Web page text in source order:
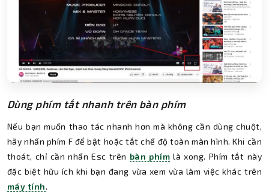
Dùng phím tắt nhanh trên bàn phím
Nếu bạn muốn thao tác nhanh hơn mà không cần dùng chuột,
hãy nhấn phím F để bật hoặc tắt chế độ toàn màn hình. Khi cần
thoát, chỉ cần nhấn Esc trên bàn phím là xong. Phím tắt này
đặc biệt hữu ích khi bạn đang vừa xem vừa làm việc khác trên
máy tính.